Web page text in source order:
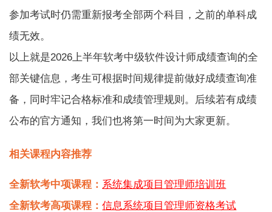
参加考试时仍需重新报考全部两个科目，之前的单科成
绩无效。
以上就是2026上半年软考中级软件设计师成绩查询的全
部关键信息，考生可根据时间规律提前做好成绩查询准
备，同时牢记合格标准和成绩管理规则。后续若有成绩
公布的官方通知，我们也将第一时间为大家更新。
相关课程内容推荐
全新软考中项课程： 系统集成项目管理师培训班
全新软考高项课程：信息系统项目管理师资格考试